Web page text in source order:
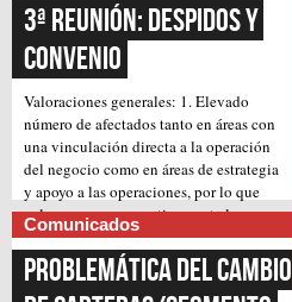
3ª Reunión: Despidos y
Convenio
Valoraciones generales: 1. Elevado
número de afectados tanto en áreas con
una vinculación directa a la operación
del negocio como en áreas de estrategia
y apoyo a las operaciones, por lo que
valoramos muy negativamente la
pretensión inicial de llevar a cabo, pues
suponen un gran impacto en el trabajo
diario.2. Amenaza de despidos forzosos,
Comunicados
Problemática del cambio